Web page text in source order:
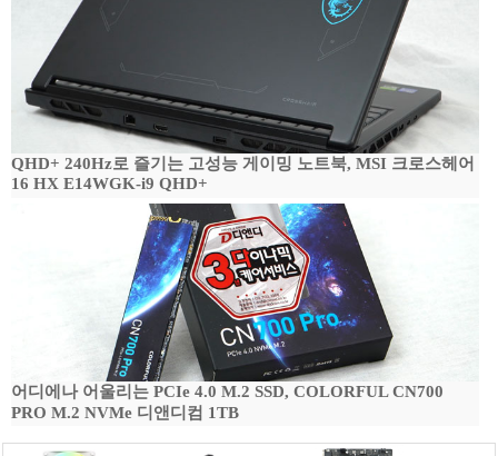
QHD+ 240Hz로 즐기는 고성능 게이밍 노트북, MSI 크로스헤어
16 HX E14WGK-i9 QHD+
어디에나 어울리는 PCIe 4.0 M.2 SSD, COLORFUL CN700
PRO M.2 NVMe 디앤디컴 1TB